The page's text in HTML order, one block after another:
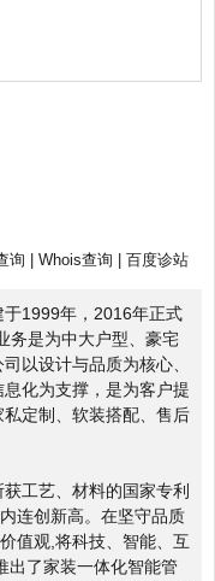
询 Whois查询 百度诊站
1999年，2016年正式
务是为中大户型、豪宅
以设计与品质为核心、
化为支撑，是为客户提
定制、软装搭配、售后
工艺、材料的国家专利
连创新高。在坚守品质
值观,将科技、智能、互
出了家装一体化智能管